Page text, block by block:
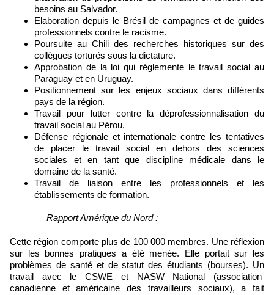
besoins au Salvador.
Elaboration depuis le Brésil de campagnes et de guides
professionnels contre le racisme.
Poursuite au Chili des recherches historiques sur des
collègues torturés sous la dictature.
Approbation de la loi qui réglemente le travail social au
Paraguay et en Uruguay.
Positionnement sur les enjeux sociaux dans différents
pays de la région.
Travail pour lutter contre la déprofessionnalisation du
travail social au Pérou.
Défense régionale et internationale contre les tentatives
de placer le travail social en dehors des sciences
sociales et en tant que discipline médicale dans le
domaine de la santé.
Travail de liaison entre les professionnels et les
établissements de formation.
Rapport Amérique du Nord :
Cette région comporte plus de 100 000 membres. Une réflexion
sur les bonnes pratiques a été menée. Elle portait sur les
problèmes de santé et de statut des étudiants (bourses). Un
travail avec le CSWE et NASW National (association
canadienne et américaine des travailleurs sociaux), a fait